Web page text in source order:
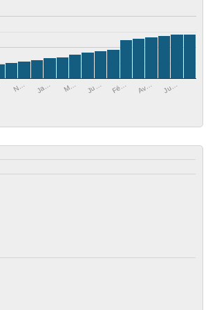
N… Ja… M… Ju… Fé… Av… Ju…